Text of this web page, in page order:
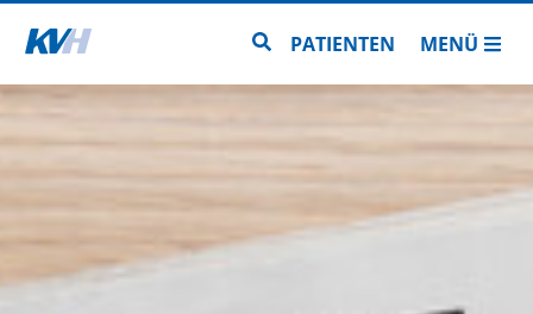
Zur Startseite Zur Seitensuche
PATIENTEN MENÜ